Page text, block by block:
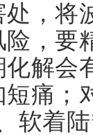
处，
险，要
化解会
痛；
软着